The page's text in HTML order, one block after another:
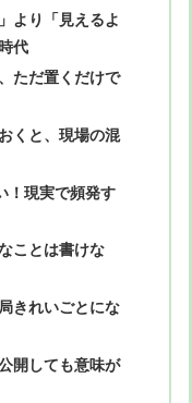
より「見えるよ
代
ただ置くだけで
くと、現場の混
！現実で頻発す
ことは書けな
きれいごとにな
開しても意味が